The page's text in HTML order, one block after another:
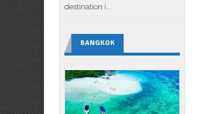
destination i...
BANGKOK